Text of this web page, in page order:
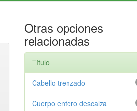
Otras opciones
relacionadas
Título
Cabello trenzado
Cuerpo entero descalza